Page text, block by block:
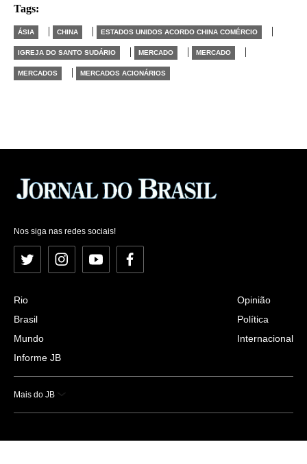
Tags:
ÁSIA | CHINA | ESTADOS UNIDOS ACORDO CHINA COMÉRCIO |
IGREJA DO SANTO SUDÁRIO | MERCADO | MERCADO |
MERCADOS | MERCADOS ACIONÁRIOS
Nos siga nas redes sociais!
Twitter InstagramYouTubeFacebook
Rio
Brasil
Mundo
Informe JB
Opinião
Política
Internacional
Mais do JB
Esportes